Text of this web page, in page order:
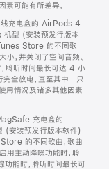
素可能有所差异。
充电盒的 AirPods 4
型 (安装预发行版本
Store 的不同歌
，并关闭了空间音频、
聆听时间最长可达 4 小
全放电，直至其中一只
用情况及诸多其他因素
充电盒的
安装预发行版本软件)
的不同歌曲，歌曲
主动降噪功能时，聆
能时，聆听时间最长可